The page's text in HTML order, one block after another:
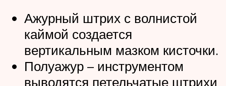
Ажурный штрих с волнистой
каймой создается
вертикальным мазком кисточки.
Полуажур – инструментом
выводятся петельчатые штрихи